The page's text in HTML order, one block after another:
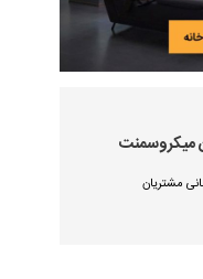
میکروسمنت
مشتریان